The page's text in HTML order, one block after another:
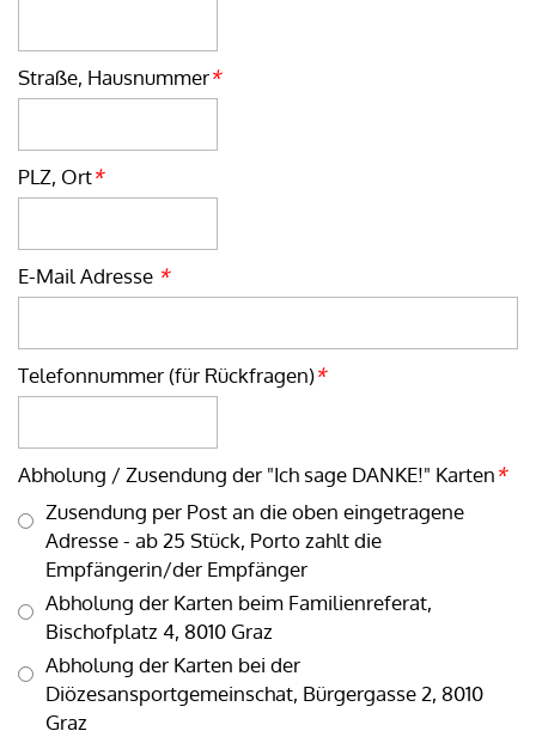
Straße, Hausnummer*
PLZ, Ort*
E-Mail Adresse *
Telefonnummer (für Rückfragen)*
Abholung / Zusendung der "Ich sage DANKE!" Karten*
Zusendung per Post an die oben eingetragene
Adresse - ab 25 Stück, Porto zahlt die
Empfängerin/der Empfänger
Abholung der Karten beim Familienreferat,
Bischofplatz 4, 8010 Graz
Abholung der Karten bei der
Diözesansportgemeinschat, Bürgergasse 2, 8010
Graz